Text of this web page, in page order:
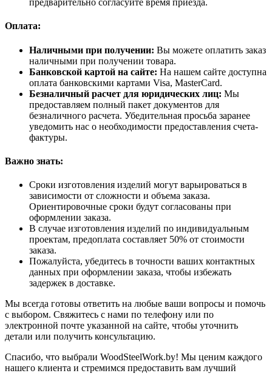
предварительно согласуйте время приезда.
Оплата:
Наличными при получении: Вы можете оплатить заказ
наличными при получении товара.
Банковской картой на сайте: На нашем сайте доступна
оплата банковскими картами Visa, MasterCard.
Безналичный расчет для юридических лиц: Мы
предоставляем полный пакет документов для
безналичного расчета. Убедительная просьба заранее
уведомить нас о необходимости предоставления счета-
фактуры.
Важно знать:
Сроки изготовления изделий могут варьироваться в
зависимости от сложности и объема заказа.
Ориентировочные сроки будут согласованы при
оформлении заказа.
В случае изготовления изделий по индивидуальным
проектам, предоплата составляет 50% от стоимости
заказа.
Пожалуйста, убедитесь в точности ваших контактных
данных при оформлении заказа, чтобы избежать
задержек в доставке.
Мы всегда готовы ответить на любые ваши вопросы и помочь
с выбором. Свяжитесь с нами по телефону или по
электронной почте указанной на сайте, чтобы уточнить
детали или получить консультацию.
Спасибо, что выбрали WoodSteelWork.by! Мы ценим каждого
нашего клиента и стремимся предоставить вам лучший